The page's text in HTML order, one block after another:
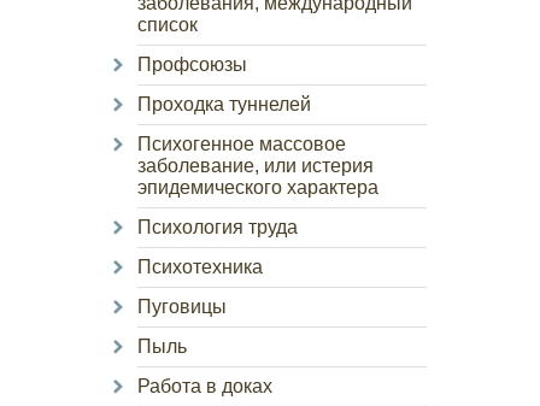
список
Профсоюзы
Проходка туннелей
Психогенное массовое
заболевание, или истерия
эпидемического характера
Психология труда
Психотехника
Пуговицы
Пыль
Работа в доках